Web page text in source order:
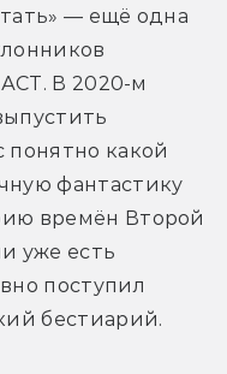
— ещё одна
В 2020-м
понятно какой
фантастику
времён Второй
уже есть
поступил
бестиарий.